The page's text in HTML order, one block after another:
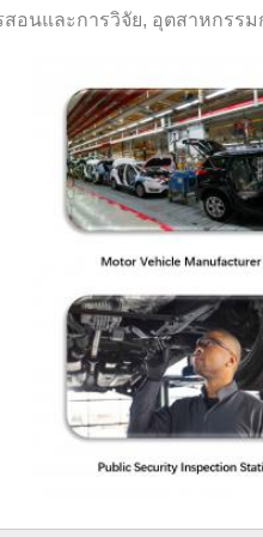
สอนและการวิจัย, อุตสาหกรร